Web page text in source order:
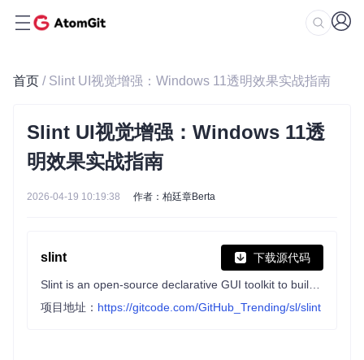
首页 / Slint UI视觉增强：Windows 11透明效果实战指南
Slint UI视觉增强：Windows 11透
明效果实战指南
2026-04-19 10:19:38 作者：柏廷章Berta
slint 下载源代码
项目地址： https://gitcode.com/GitHub_Trending/sl/slint